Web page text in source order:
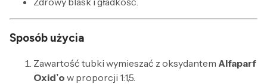
Sposób użycia
Zawartość tubki wymieszać z oksydantem Alfaparf
Oxid’o w proporcji 1:1,5.